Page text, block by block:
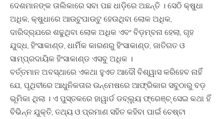
ଦେଶମାନଙ୍କ ତାଲିକାରେ ସବା ପଛ ଧାଡ଼ିରେ ଅଛନ୍ତି । ସେଠି କ୍ଷୁଧା
ଅଧିକ, କ୍ଷୁଧାରେ ଆଉଟୁପାଉଟୁ ହେଉଥିବା ଲୋକ ଅଧିକ,
ଦାରିଦ୍ର୍ଯରେ ଶଢୁଥିବା ଲୋକ ଅଧିକ ଏବଂ ବିଡ଼ମ୍ବନା ହେଲା, ଗୃହ
ଯୁଦ୍ଧ, ହିଂସାକାଣ୍ଡ, ଧାର୍ମିକ କାରଣରୁ ହିଂସାକାଣ୍ଡ, ଜାତିଗତ ଓ
ସାମ୍ପ୍ରଦାୟିକ ହିଂସାକାଣ୍ଡ ଏସବୁ ଅଧିକ ।
ବର୍ତ୍ତମାନ ଅବସ୍ଥାରେ ଏକଥା ହୁଏତ ଆଦୌ ବିଶ୍ୱାସ କରିହେବ ନାହିଁ
ଯେ, ପୃଥିବୀରେ ଆଧୁନିକତାର ଉନ୍ମେଷରେ ଆଫ୍ରିକାର ସବୁଠାରୁ ବଡ଼
ଭୂମିକା ଥିଲା । ଏ ପୁସ୍ତକରେ ହାୱାର୍ଡ ଡବ୍ଲ୍ୟୁ ଫ୍ରେଞ୍ଚ୍‍ ସେଇ କଥା ହିଁ
ବିଭିନ୍ନ ଯୁକ୍ତି, ତଥ୍ୟ ଓ ପ୍ରମାଣ ସହିତ କହିବା ପାଇଁ ଚେଷ୍ଟା